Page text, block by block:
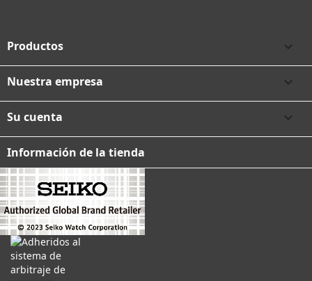
Productos 
Nuestra empresa 
Su cuenta 
Información de la tienda